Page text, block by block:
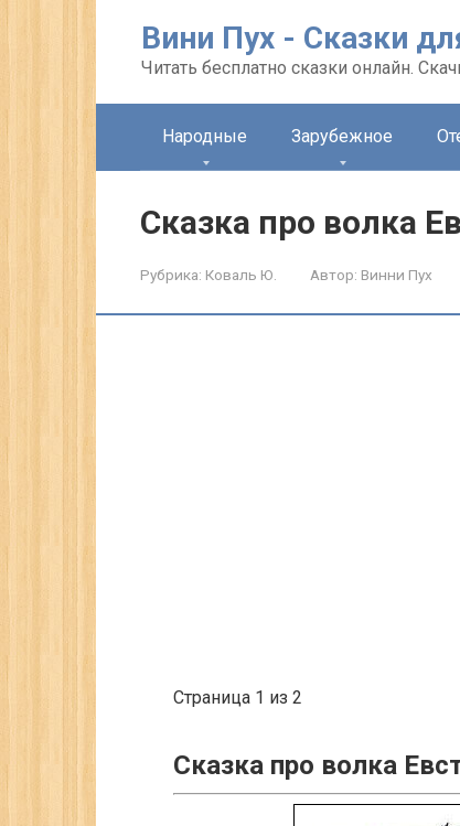
Вини Пух - Сказки
Читать бесплатно сказки онлайн.
Народные Зарубежное
Сказка про волка
Рубрика: Коваль Ю. Автор: Винни Пух
Страница 1 из 2
Сказка про волка